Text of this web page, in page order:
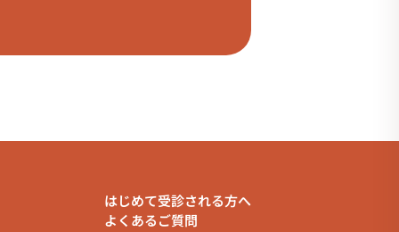
はじめて受診される方へ
よくあるご質問